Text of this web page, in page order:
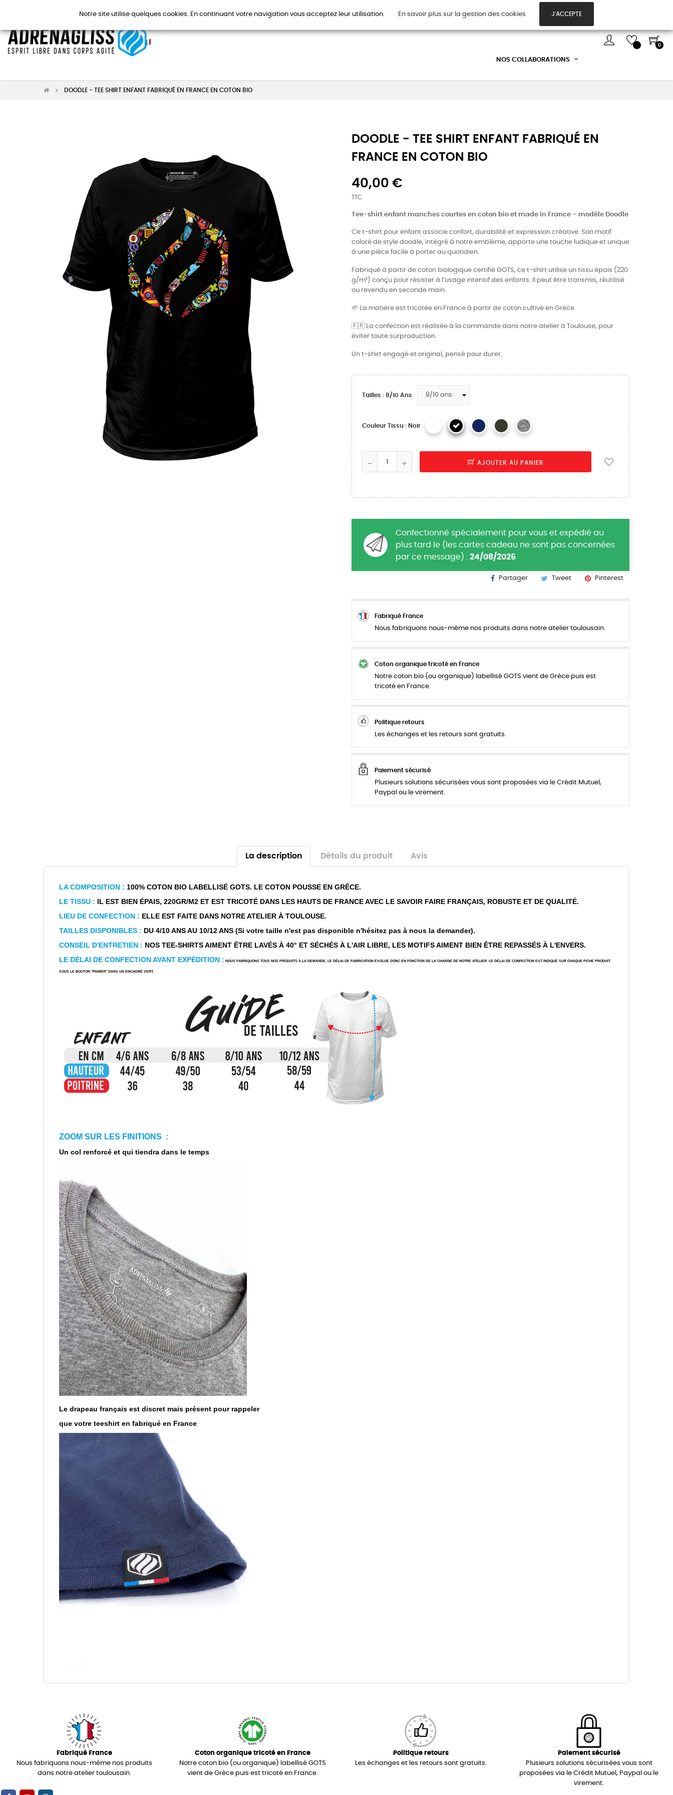
HOMMES FEMMES CARTES CADEAUX
NOS COLLABORATIONS
0
DOODLE - TEE SHIRT ENFANT FABRIQUÉ EN FRANCE EN COTON BIO
DOODLE - TEE SHIRT ENFANT FABRIQUÉ EN
FRANCE EN COTON BIO
40,00 €
TTC
Tee-shirt enfant manches courtes en coton bio et made in France – modèle Doodle
Ce t-shirt pour enfant associe confort, durabilité et expression créative. Son motif
coloré de style doodle, intégré à notre emblème, apporte une touche ludique et unique
à une pièce facile à porter au quotidien.
Fabriqué à partir de coton biologique certifié GOTS, ce t-shirt utilise un tissu épais (220
g/m²) conçu pour résister à l’usage intensif des enfants. Il peut être transmis, réutilisé
ou revendu en seconde main.
🌱 La matière est tricotée en France à partir de coton cultivé en Grèce.
🇫🇷 La confection est réalisée à la commande dans notre atelier à Toulouse, pour
éviter toute surproduction.
Un t-shirt engagé et original, pensé pour durer.
Tailles : 8/10 Ans
Couleur Tissu : Noir
AJOUTER AU PANIER
Confectionné spécialement pour vous et expédié au
plus tard le (les cartes cadeau ne sont pas concernées
par ce message) : 24/08/2026
Partager Tweet Pinterest
Fabriqué France
Nous fabriquons nous-même nos produits dans notre atelier toulousain.
Coton organique tricoté en France
Notre coton bio (ou organique) labellisé GOTS vient de Grèce puis est
tricoté en France.
Politique retours
Les échanges et les retours sont gratuits.
Paiement sécurisé
Plusieurs solutions sécurisées vous sont proposées via le Crédit Mutuel,
Paypal ou le virement.
La description Détails du produit Avis
LA COMPOSITION : 100% COTON BIO LABELLISÉ GOTS. LE COTON POUSSE EN GRÊCE.
LE TISSU : IL EST BIEN ÉPAIS, 220GR/M2 ET EST TRICOTÉ DANS LES HAUTS DE FRANCE AVEC LE SAVOIR FAIRE FRANÇAIS, ROBUSTE ET DE QUALITÉ.
LIEU DE CONFECTION : ELLE EST FAITE DANS NOTRE ATELIER À TOULOUSE.
TAILLES DISPONIBLES : DU 4/10 ANS AU 10/12 ANS (Si votre taille n'est pas disponible n'hésitez pas à nous la demander).
CONSEIL D'ENTRETIEN : NOS TEE-SHIRTS AIMENT ÊTRE LAVÉS À 40° ET SÉCHÉS À L'AIR LIBRE, LES MOTIFS AIMENT BIEN ÊTRE REPASSÉS À L'ENVERS.
LE DÉLAI DE CONFECTION AVANT EXPÉDITION : NOUS FABRIQUONS TOUS NOS PRODUITS À LA DEMANDE, LE DÉLAI DE FABRICATION ÉVOLUE DONC EN FONCTION DE LA CHARGE DE NOTRE ATELIER. LE DÉLAI DE CONFECTION EST INDIQUÉ SUR CHAQUE FICHE PRODUIT
SOUS LE BOUTON "PANIER" DANS UN ENCADRÉ VERT.
ZOOM SUR LES FINITIONS :
Un col renforcé et qui tiendra dans le temps
Le drapeau français est discret mais présent pour rappeler
que votre teeshirt en fabriqué en France
Fabriqué France
Nous fabriquons nous-même nos produits
dans notre atelier toulousain.
Coton organique tricoté en France
Notre coton bio (ou organique) labellisé GOTS
vient de Grèce puis est tricoté en France.
Politique retours
Les échanges et les retours sont gratuits.
Paiement sécurisé
Plusieurs solutions sécurisées vous sont
proposées via le Crédit Mutuel, Paypal ou le
virement.
Notre site utilise quelques cookies. En continuant votre navigation vous acceptez leur utilisation. En savoir plus sur la gestion des cookies J'ACCEPTE